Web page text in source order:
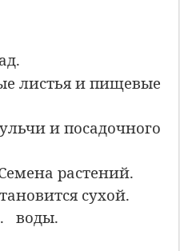
листья и пищевые
и посадочного
растений.
сухой.
воды.